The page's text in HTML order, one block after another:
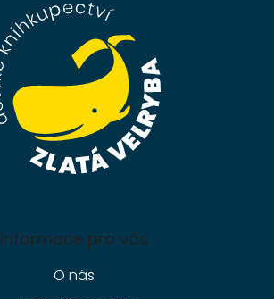
Informace pro vás
O nás